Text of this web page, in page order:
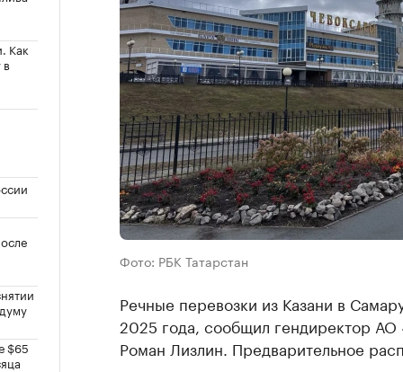
Как
$65
Фото: РБК Татарстан
Речные перевозки из Казани в
2025 года, сообщил гендиректор АО
Роман Лизлин. Предварительное